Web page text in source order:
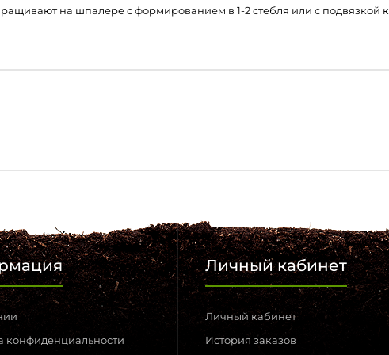
на шпалере с формированием в 1-2 стебля или с подвязкой
конфиденциальности
Личный кабинет
Личный кабинет
История заказов